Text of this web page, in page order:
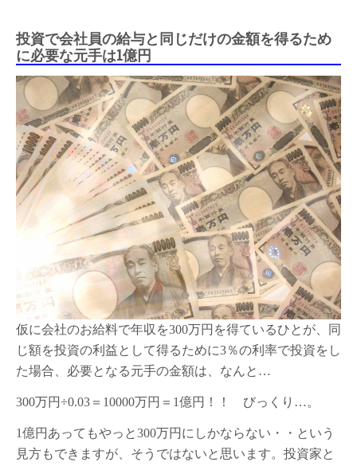
投資で会社員の給与と同じだけの金額を得るため
に必要な元手は1億円
仮に会社のお給料で年収を300万円を得ているひとが、同
じ額を投資の利益として得るために3％の利率で投資をし
た場合、必要となる元手の金額は、なんと…
300万円÷0.03＝10000万円＝1億円！！ びっくり…。
1億円あってもやっと300万円にしかならない・・という
見方もできますが、そうではないと思います。投資家と